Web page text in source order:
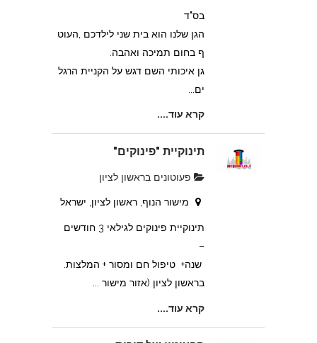
בס"ד
הגן שלנו הוא בית שני לילדכם ,העוט
ף בחום תמיכה ואהבה.
גן איכותי השם דגש על הקניית הרגל
ים...
קרא עוד....
תינוקיית "פינוקים"
פעוטונים בראשון לציון
מישור הנוף, ראשון לציון, ישראל
תינוקיית פינוקים לגילאי 3 חודשים
–
שנה+ טיפול חם ומסור + המלצות.
בראשון לציון (אזור מישור ...
קרא עוד....